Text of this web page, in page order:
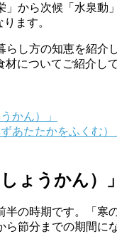
から次候「水泉動
ます。
し方の知恵を紹介
についてご紹介し
かん）」
あたたかをふくむ）
ょうかん）」
の時期です。「寒
節分までの期間に